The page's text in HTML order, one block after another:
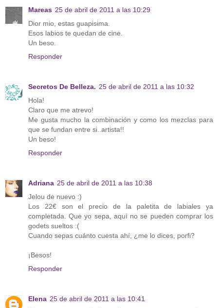
Mareas 25 de abril de 2011 a las 10:29
Dior mio, estas guapisima.
Esos labios te quedan de cine.
Un beso.
Responder
Secretos De Belleza. 25 de abril de 2011 a las 10:32
Hola!
Claro que me atrevo!
Me gusta mucho la combinación y como los mezclas para
que se fundan entre si..artista!!
Un beso!
Responder
Adriana 25 de abril de 2011 a las 10:38
Jelou de nuevo :)
Los 22€ son el precio de la paletita de labiales ya
completada. Que yo sepa, aquí no se pueden comprar los
godets sueltos :(
Cuando sepas cuánto cuesta ahí, ¿me lo dices, porfi?
¡Besos!
Responder
Elena 25 de abril de 2011 a las 10:41